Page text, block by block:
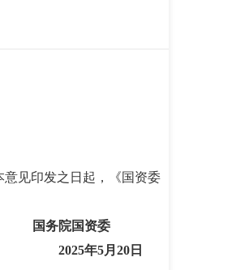
意见印发之日起，《国资委
国务院国资委
2025年5月20日